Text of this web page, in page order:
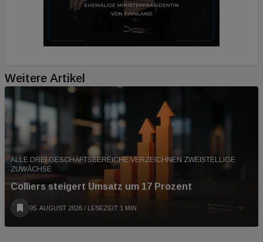
Weitere Artikel
ALLE DREI GESCHÄFTSBEREICHE VERZEICHNEN ZWEISTELLIGE
ZUWÄCHSE
Colliers steigert Umsatz um 17 Prozent
05. AUGUST 2026 / LESEZEIT 1 MIN